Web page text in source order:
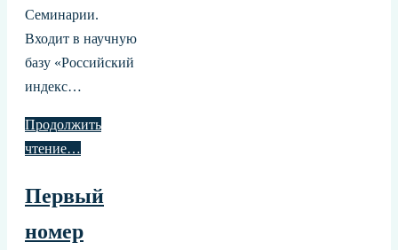
Семинарии.
Входит в научную
базу «Российский
индекс…
Продолжить
чтение…
Первый
номер